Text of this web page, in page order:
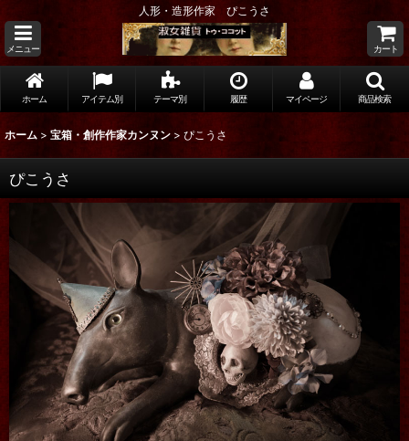
人形・造形作家 ぴこうさ
メニュー カート
ホーム アイテム別 テーマ別 履歴 マイページ 商品検索
ホーム > 宝箱・創作作家カンヌン > ぴこうさ
ぴこうさ